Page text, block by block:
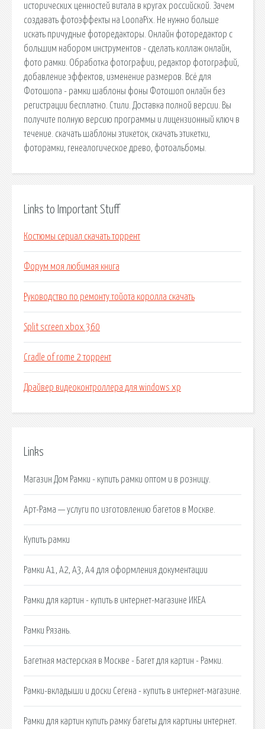
исторических ценностей витала в кругах российской. Зачем
создавать фотоэффекты на LoonaPix. Не нужно больше
искать причудные фоторедакторы. Онлайн фоторедактор с
большим набором инструментов - сделать коллаж онлайн,
фото рамки. Обработка фотографии, редактор фотографий,
добавление эффектов, изменение размеров. Всё для
Фотошопа - рамки шаблоны фоны Фотошоп онлайн без
регистрации бесплатно. Стили. Доставка полной версии. Вы
получите полную версию программы и лицензионный ключ в
течение. скачать шаблоны этикеток, скачать этикетки,
фоторамки, генеалогическое древо, фотоальбомы.
Links to Important Stuff
Костюмы сериал скачать торрент
Форум моя любимая книга
Руководство по ремонту тойота королла скачать
Split screen xbox 360
Cradle of rome 2 торрент
Драйвер видеоконтроллера для windows xp
Links
Магазин Дом Рамки - купить рамки оптом и в розницу.
Арт-Рама — услуги по изготовлению багетов в Москве.
Купить рамки
Рамки А1, А2, А3, А4 для оформления документации
Рамки для картин - купить в интернет-магазине ИКЕА
Рамки Рязань.
Багетная мастерская в Москве - Багет для картин - Рамки.
Рамки-вкладыши и доски Сегена - купить в интернет-магазине.
Рамки для картин купить рамку багеты для картины интернет.